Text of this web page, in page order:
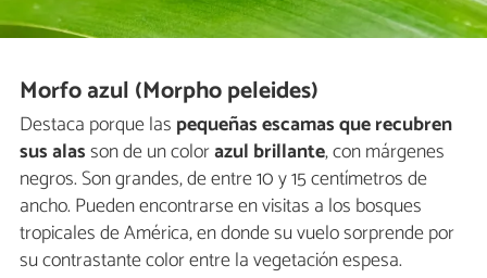
Morfo azul (Morpho peleides)
Destaca porque las pequeñas escamas que recubren
sus alasson de un colorazul brillante, con márgenes
negros. Son grandes, de entre 10 y 15 centímetros de
ancho. Pueden encontrarse en visitas a los bosques
tropicales de América, en donde su vuelo sorprende por
su contrastante color entre la vegetación espesa.